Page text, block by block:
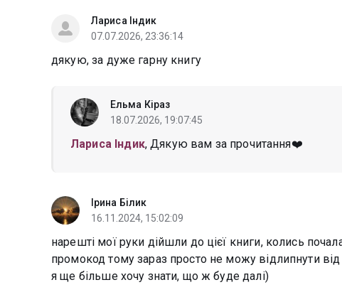
Лариса Індик
07.07.2026, 23:36:14
дякую, за дуже гарну книгу
Ельма Кіраз
18.07.2026, 19:07:45
Лариса Індик, Дякую вам за прочитання❤️
Ірина Білик
16.11.2024, 15:02:09
нарешті мої руки дійшли до цієї книги, колись
промокод тому зараз просто не можу відлипнути
я ще більше хочу знати, що ж буде далі)